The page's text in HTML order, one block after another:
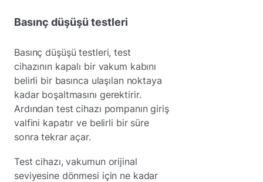
Basınç düşüşü testleri
Basınç düşüşü testleri, test
cihazının kapalı bir vakum kabını
belirli bir basınca ulaşılan noktaya
kadar boşaltmasını gerektirir.
Ardından test cihazı pompanın giriş
valfini kapatır ve belirli bir süre
sonra tekrar açar.
Test cihazı, vakumun orijinal
seviyesine dönmesi için ne kadar